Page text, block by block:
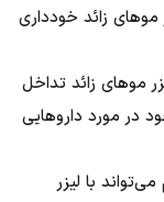
موهای زائد خودداری
موهای زائد تداخل
در مورد داروهایی
با لیزر